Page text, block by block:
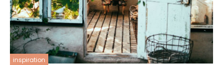
inspiration